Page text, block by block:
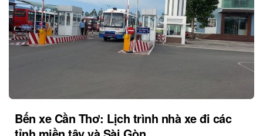
Bến xe Cần Thơ: Lịch trình nhà xe đi các